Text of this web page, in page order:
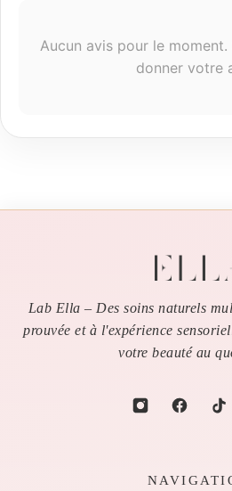
Aucun avis pour le
donner votre
Lab Ella – Des soins naturels
prouvée et à l'expérience
votre beauté au